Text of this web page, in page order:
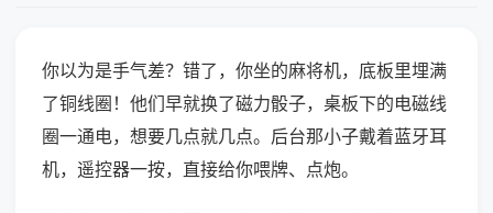
你以为是手气差？错了，你坐的麻将机，底板里埋满
了铜线圈！他们早就换了磁力骰子，桌板下的电磁线
圈一通电，想要几点就几点。后台那小子戴着蓝牙耳
机，遥控器一按，直接给你喂牌、点炮。